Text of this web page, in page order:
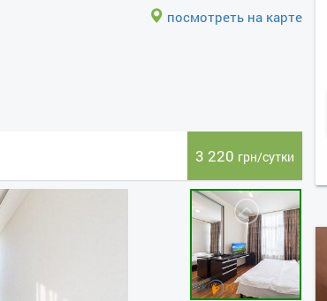
посмотреть на карте
3 220 грн/сутки